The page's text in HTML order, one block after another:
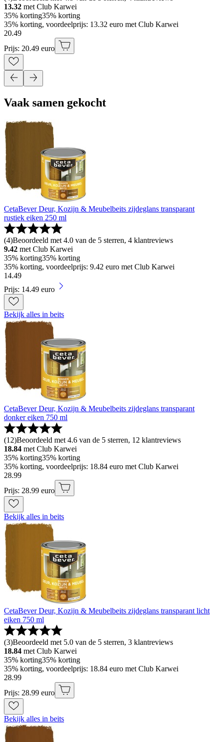
13.32 met Club Karwei
35% korting35% korting
35% korting, voordeelprijs: 13.32 euro met Club Karwei
20.49
Prijs: 20.49 euro
Vaak samen gekocht
CetaBever Deur, Kozijn & Meubelbeits zijdeglans transparant
rustiek eiken 250 ml
(4)Beoordeeld met 4.0 van de 5 sterren, 4 klantreviews
9.42 met Club Karwei
35% korting35% korting
35% korting, voordeelprijs: 9.42 euro met Club Karwei
14.49
Prijs: 14.49 euro
Bekijk alles in beits
CetaBever Deur, Kozijn & Meubelbeits zijdeglans transparant
donker eiken 750 ml
(12)Beoordeeld met 4.6 van de 5 sterren, 12 klantreviews
18.84 met Club Karwei
35% korting35% korting
35% korting, voordeelprijs: 18.84 euro met Club Karwei
28.99
Prijs: 28.99 euro
Bekijk alles in beits
CetaBever Deur, Kozijn & Meubelbeits zijdeglans transparant licht
eiken 750 ml
(3)Beoordeeld met 5.0 van de 5 sterren, 3 klantreviews
18.84 met Club Karwei
35% korting35% korting
35% korting, voordeelprijs: 18.84 euro met Club Karwei
28.99
Prijs: 28.99 euro
Bekijk alles in beits